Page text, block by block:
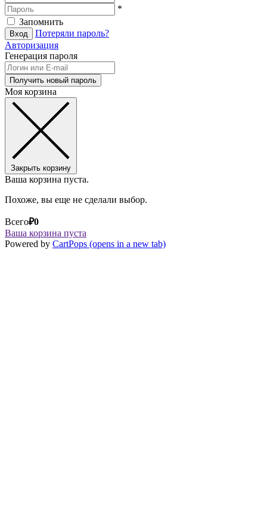
*
Запомнить
Потеряли пароль?
Авторизация
Генерация пароля
Моя корзина
Закрыть корзину
Ваша корзина пуста.
Похоже, вы еще не сделали выбор.
Всего₽0
Ваша корзина пуста
Powered by CartPops (opens in a new tab)